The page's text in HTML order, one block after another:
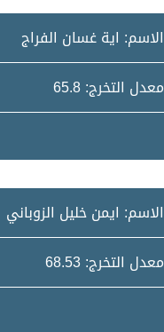
الاسم: اية غسان الفراج
معدل التخرج: 65.8
الاسم: ايمن خليل الزوباني
معدل التخرج: 68.53